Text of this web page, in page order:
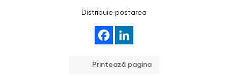
Distribuie postarea
Printează pagina